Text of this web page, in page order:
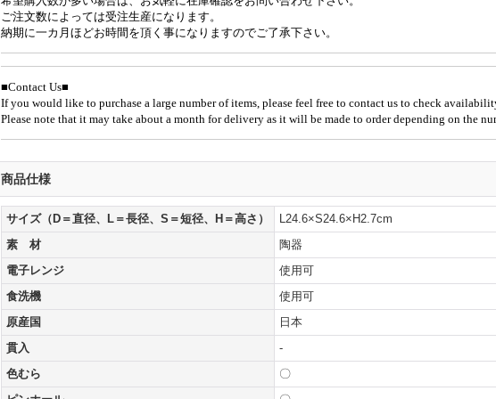
ご注文数によっては受注生産になります。
納期に一カ月ほどお時間を頂く事になりますのでご了承下さい。
■Contact Us■
If you would like to purchase a large number of items, please feel free to contact us to check
Please note that it may take about a month for delivery as it will be made to order depending on the
商品仕様
サイズ（D＝直径、L＝長径、S＝短径、H＝高さ）
L24.6×S24.6×H2.7cm
素 材
陶器
電子レンジ
使用可
食洗機
使用可
原産国
日本
貫入
-
色むら
〇